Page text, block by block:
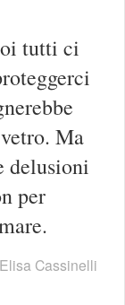
tutti ci
Ma
delusioni
per
Elisa Cassinelli